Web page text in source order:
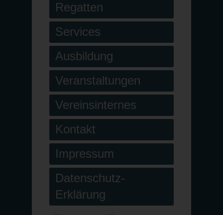
Regatten
Services
Ausbildung
Veranstaltungen
Vereinsinternes
Kontakt
Impressum
Datenschutz-
Erklärung